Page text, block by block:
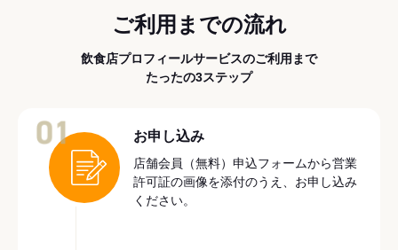
ご利用までの流れ
飲食店プロフィールサービスのご利用まで
たったの3ステップ
お申し込み
店舗会員（無料）申込フォームから営業
許可証の画像を添付のうえ、お申し込み
ください。